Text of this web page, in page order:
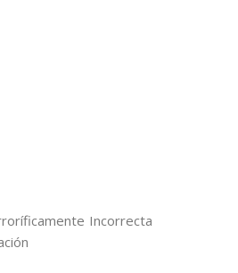
Incorrecta